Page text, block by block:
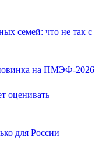
семей: что не так с
на ПМЭФ-2026
оценивать
для России